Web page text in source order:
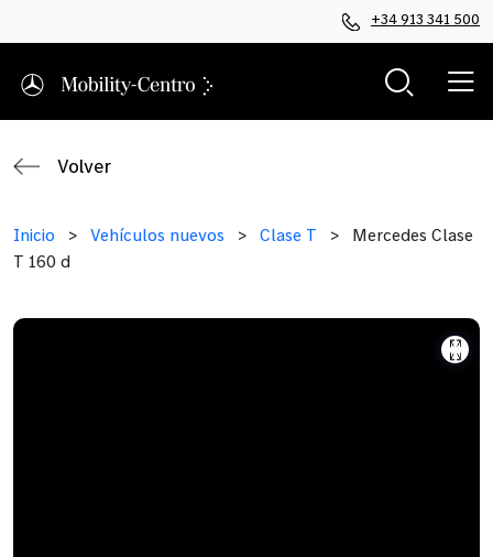
+34 913 341 500
Volver
Inicio > Vehículos nuevos > Clase T >
Mercedes Clase
T 160 d